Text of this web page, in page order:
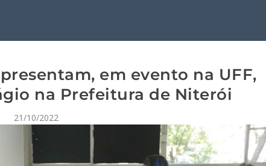
em evento na UFF,
na Prefeitura de Niterói
21/10/2022